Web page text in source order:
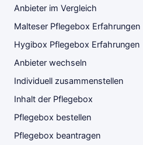
Anbieter im Vergleich
Malteser Pflegebox Erfahrungen
Hygibox Pflegebox Erfahrungen
Anbieter wechseln
Individuell zusammenstellen
Inhalt der Pflegebox
Pflegebox bestellen
Pflegebox beantragen